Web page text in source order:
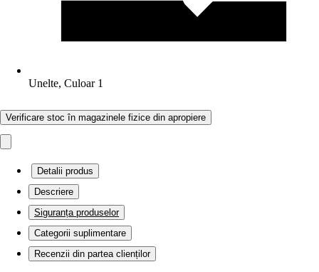
Unelte, Culoar 1
Verificare stoc în magazinele fizice din apropiere
Detalii produs
Descriere
Siguranța produselor
Categorii suplimentare
Recenzii din partea clienților